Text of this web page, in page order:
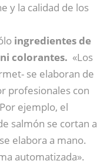
y la calidad de los
ingredientes de
colorantes. «Los
se elaboran de
profesionales con
ejemplo, el
salmón se cortan a
elabora a mano.
automatizada».